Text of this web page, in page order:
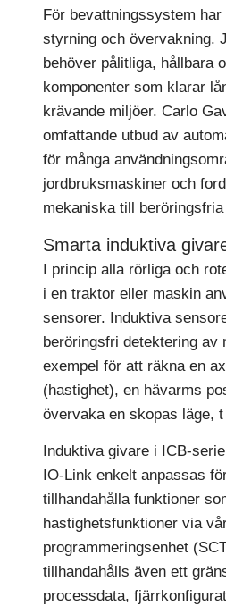
För bevattningssystem
styrning och övervakning.
behöver pålitliga, hållbara
komponenter som klarar
krävande miljöer. Carlo
omfattande utbud av
för många
jordbruksmaskiner och
mekaniska till
Smarta induktiva
I princip alla rörliga och
i en traktor eller maskin
sensorer. Induktiva
beröringsfri detektering av
exempel för att räkna en
(hastighet), en hävarms
övervaka en skopas läge,
Induktiva givare i ICB-
IO-Link enkelt anpassas
tillhandahålla funktioner
hastighetsfunktioner via
programmeringsenhet
tillhandahålls även ett
processdata,